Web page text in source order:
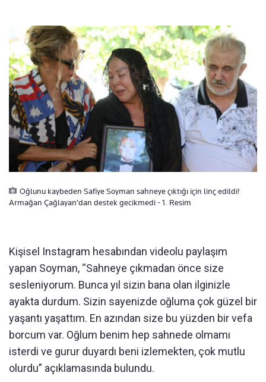
Oğlunu kaybeden Safiye Soyman sahneye çıktığı için linç edildi!
Armağan Çağlayan’dan destek gecikmedi - 1. Resim
Kişisel Instagram hesabından videolu paylaşım
yapan Soyman, “Sahneye çıkmadan önce size
sesleniyorum. Bunca yıl sizin bana olan ilginizle
ayakta durdum. Sizin sayenizde oğluma çok güzel bir
yaşantı yaşattım. En azından size bu yüzden bir vefa
borcum var. Oğlum benim hep sahnede olmamı
isterdi ve gurur duyardı beni izlemekten, çok mutlu
olurdu” açıklamasında bulundu.